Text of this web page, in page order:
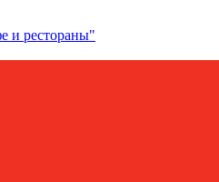
и рестораны"